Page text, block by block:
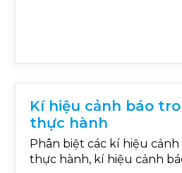
toàn, sự cố mất an toàn
Kí hiệu cảnh báo
thực hành
Phân biệt các kí hiệu
thực hành, kí hiệu cảnh